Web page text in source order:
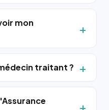
mon
traitant ?